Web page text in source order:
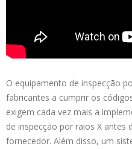
O equipamento de inspecção
fabricantes a cumprir os
exigem cada vez mais a
de inspecção por raios X antes
fornecedor. Além disso, um